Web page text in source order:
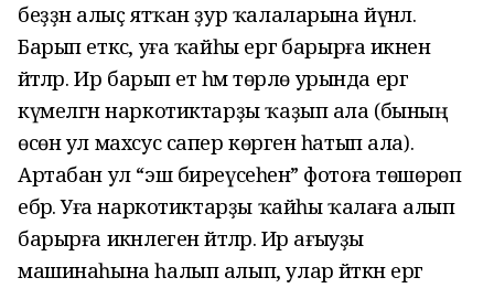
беҙҙән алыҫ ятҡан ҙур ҡалаларына йүнәлә.
Барып еткәс, уға ҡайһы ергә барырға икәнен
әйтәләр. Ир барып етә һәм төрлө урында ергә
күмелгән наркотиктарҙы ҡаҙып ала (бының
өсөн ул махсус сапер көрәген һатып ала).
Артабан ул “эш биреүсеһенә” фотоға төшөрөп
ебәрә. Уға наркотиктарҙы ҡайһы ҡалаға алып
барырға икәнлеген әйтәләр. Ир ағыуҙы
машинаһына һалып алып, улар әйткән ергә